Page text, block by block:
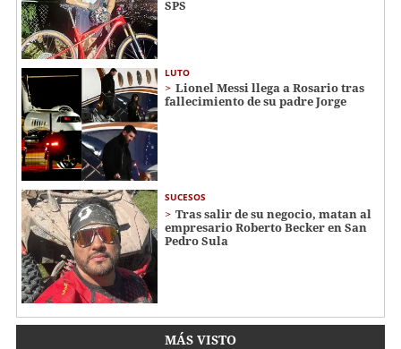
SPS
LUTO
Lionel Messi llega a Rosario tras
fallecimiento de su padre Jorge
SUCESOS
Tras salir de su negocio, matan al
empresario Roberto Becker en San
Pedro Sula
MÁS VISTO